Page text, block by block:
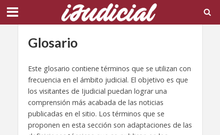
Glosario
Este glosario contiene términos que se utilizan con
frecuencia en el ámbito judicial. El objetivo es que
los visitantes de Ijudicial puedan lograr una
comprensión más acabada de las noticias
publicadas en el sitio. Los términos que se
proponen en esta sección son adaptaciones de las